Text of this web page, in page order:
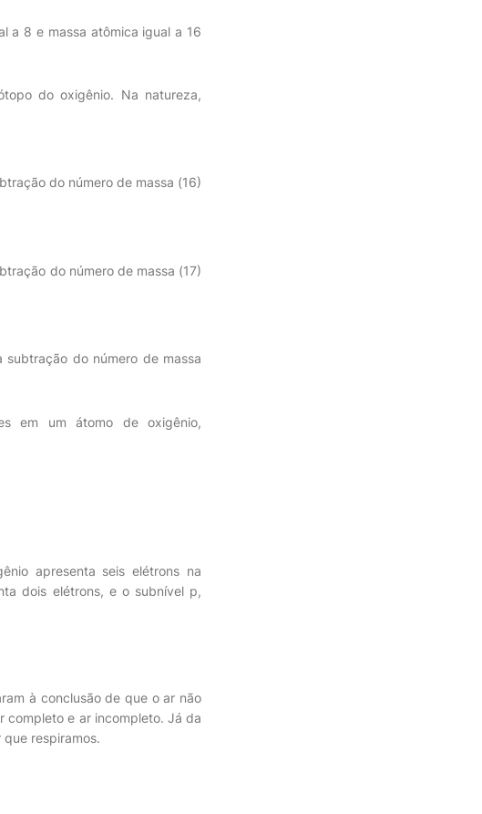
a 8 e massa atômica igual a 16
do oxigênio. Na natureza,
do número de massa (16)
do número de massa (17)
do número de massa
em um átomo de oxigênio,
apresenta seis elétrons na
dois elétrons, e o subnível p,
à conclusão de que o ar não
completo e ar incompleto. Já da
respiramos.